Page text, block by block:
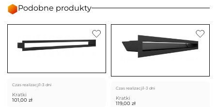
Podobne produkty
Czas realizacji1-3 dni
Kratki
101,00 zł
Czas realizacji1-3 dni
Kratki
119,00 zł